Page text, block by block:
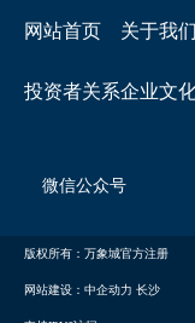
网站首页 关于我们
投资者关系企业文
微信公众号
版权所有：万象城官方注册
网站建设：中企动力 长沙